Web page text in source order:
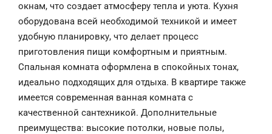
окнам, что создает атмосферу тепла и уюта. Кухня
оборудована всей необходимой техникой и имеет
удобную планировку, что делает процесс
приготовления пищи комфортным и приятным.
Спальная комната оформлена в спокойных тонах,
идеально подходящих для отдыха. В квартире также
имеется современная ванная комната с
качественной сантехникой. Дополнительные
преимущества: высокие потолки, новые полы,